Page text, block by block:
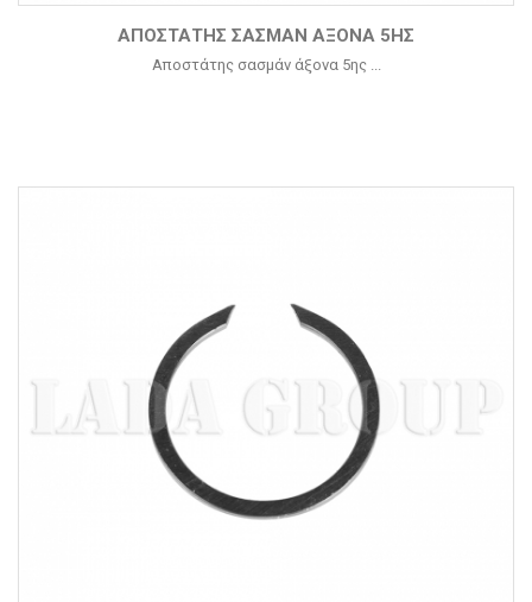
ΑΠΟΣΤΆΤΗΣ ΣΑΣΜΆΝ ΆΞΟΝΑ 5ΗΣ
Αποστάτης σασμάν άξονα 5ης ...